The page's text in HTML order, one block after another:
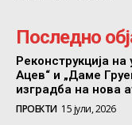
Последно
Реконструкција
Ацев“ и „Даме
изградба на нова
ПРОЕКТИ 15 јули, 2026